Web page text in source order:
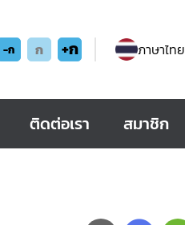
-ก ก +ก ภาษาไทย
ติดต่อเรา สมาชิก